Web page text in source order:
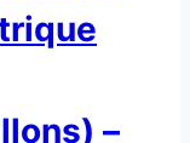
–